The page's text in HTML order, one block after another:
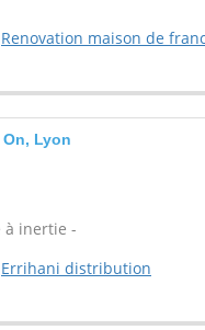
Renovation maison de
Lyon
à inertie -
Errihani distribution